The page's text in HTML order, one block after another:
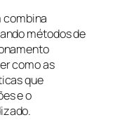
combina
métodos de
como as
que
e o